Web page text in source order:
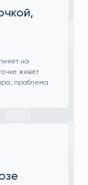
на
живёт
проблема